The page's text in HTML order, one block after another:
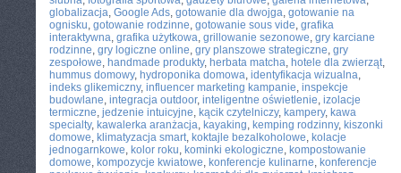
globalizacja, Google Ads, gotowanie dla dwojga, gotowanie na
ognisku, gotowanie rodzinne, gotowanie sous vide, grafika
interaktywna, grafika użytkowa, grillowanie sezonowe, gry karciane
rodzinne, gry logiczne online, gry planszowe strategiczne, gry
zespołowe, handmade produkty, herbata matcha, hotele dla zwierząt,
hummus domowy, hydroponika domowa, identyfikacja wizualna,
indeks glikemiczny, influencer marketing kampanie, inspekcje
budowlane, integracja outdoor, inteligentne oświetlenie, izolacje
termiczne, jedzenie intuicyjne, kącik czytelniczy, kampery, kawa
specialty, kawalerka aranżacja, kayaking, kemping rodzinny, kiszonki
domowe, klimatyzacja smart, koktajle bezalkoholowe, kolacje
jednogarnkowe, kolor roku, kominki ekologiczne, kompostowanie
domowe, kompozycje kwiatowe, konferencje kulinarne, konferencje